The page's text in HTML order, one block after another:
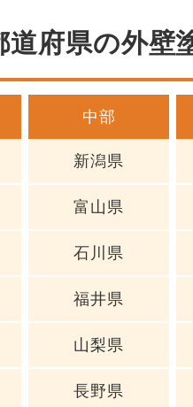
道府県の外壁
中部
新潟県
富山県
石川県
福井県
山梨県
長野県